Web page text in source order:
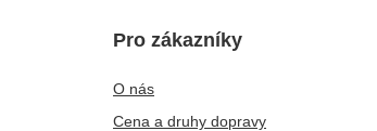
Pro zákazníky
O nás
Cena a druhy dopravy